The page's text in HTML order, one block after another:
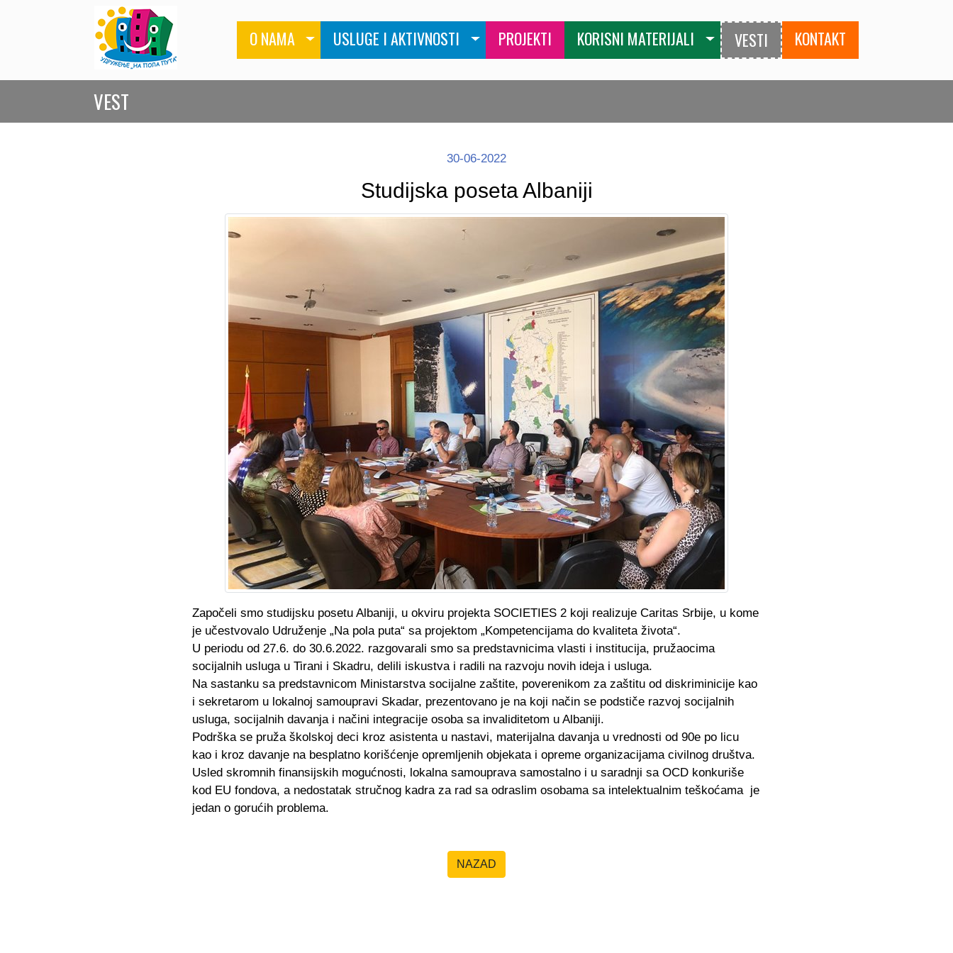
O NAMA USLUGE I AKTIVNOSTI PROJEKTI KORISNI MATERIJALI VESTI KONTAKT
VEST
30-06-2022
Studijska poseta Albaniji
Započeli smo studijsku posetu Albaniji, u okviru projekta SOCIETIES 2 koji realizuje Caritas Srbije, u kome
je učestvovalo Udruženje „Na pola puta“ sa projektom „Kompetencijama do kvaliteta života“.
U periodu od 27.6. do 30.6.2022. razgovarali smo sa predstavnicima vlasti i institucija, pružaocima
socijalnih usluga u Tirani i Skadru, delili iskustva i radili na razvoju novih ideja i usluga.
Na sastanku sa predstavnicom Ministarstva socijalne zaštite, poverenikom za zaštitu od diskriminicije kao
i sekretarom u lokalnoj samoupravi Skadar, prezentovano je na koji način se podstiče razvoj socijalnih
usluga, socijalnih davanja i načini integracije osoba sa invaliditetom u Albaniji.
Podrška se pruža školskoj deci kroz asistenta u nastavi, materijalna davanja u vrednosti od 90e po licu
kao i kroz davanje na besplatno korišćenje opremljenih objekata i opreme organizacijama civilnog društva.
Usled skromnih finansijskih mogućnosti, lokalna samouprava samostalno i u saradnji sa OCD konkuriše
kod EU fondova, a nedostatak stručnog kadra za rad sa odraslim osobama sa intelektualnim teškoćama je
jedan o gorućih problema.
NAZAD